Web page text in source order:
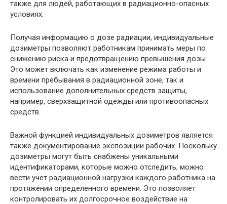
также для людей, работающих в радиационно-опасных
условиях.
Получая информацию о дозе радиации, индивидуальные
дозиметры позволяют работникам принимать меры по
снижению риска и предотвращению превышения дозы.
Это может включать как изменение режима работы и
времени пребывания в радиационной зоне, так и
использование дополнительных средств защиты,
например, сверхзащитной одежды или противоопасных
средств.
Важной функцией индивидуальных дозиметров является
также документирование экспозиции рабочих. Поскольку
дозиметры могут быть снабжены уникальными
идентификаторами, которые можно отследить, можно
вести учет радиационной нагрузки каждого работника на
протяжении определенного времени. Это позволяет
контролировать их долгосрочное воздействие на